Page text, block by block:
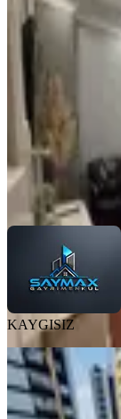
SAYMAX
KAYGISIZ
YENİ